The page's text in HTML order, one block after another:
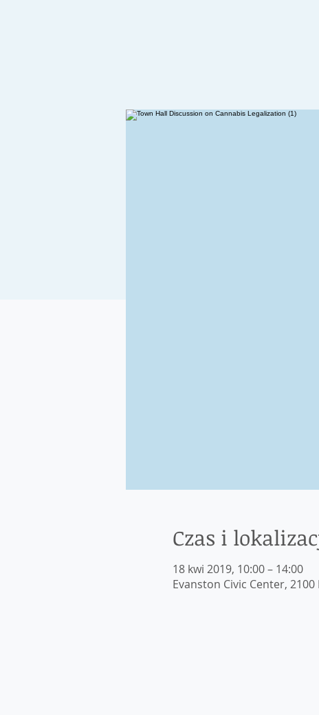
Czas i
18 kwi 2019, 10:00 – 14:00
Evanston Civic Center, 2100